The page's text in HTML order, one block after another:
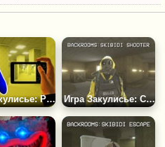
Игра Закулисье: Радужные Друзья Побег Игра Закулисье: Скибиди Шутер